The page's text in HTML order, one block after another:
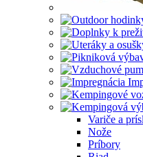
Variče a
Nože
Príbory